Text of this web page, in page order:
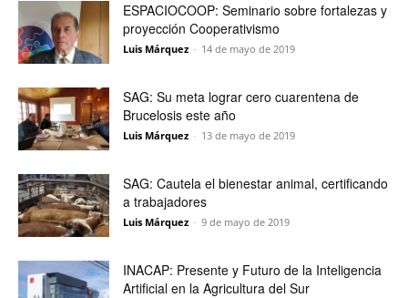
ESPACIOCOOP: Seminario sobre fortalezas y
proyección Cooperativismo
Luis Márquez - 14 de mayo de 2019
SAG: Su meta lograr cero cuarentena de
Brucelosis este año
Luis Márquez - 13 de mayo de 2019
SAG: Cautela el bienestar animal, certificando
a trabajadores
Luis Márquez - 9 de mayo de 2019
INACAP: Presente y Futuro de la Inteligencia
Artificial en la Agricultura del Sur